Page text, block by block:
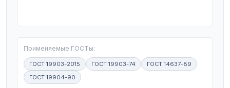
Применяемые ГОСТы:
ГОСТ 19903-2015 ГОСТ 19903-74
ГОСТ 14637-89
ГОСТ 19904-90